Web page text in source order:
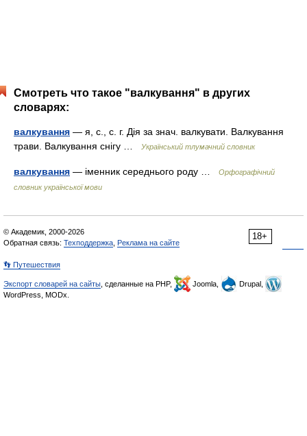
Смотреть что такое "валкування" в других
словарях:
валкування — я, с., с. г. Дія за знач. валкувати. Валкування
трави. Валкування снігу …
Український тлумачний словник
валкування — іменник середнього роду …
Орфографічний
словник української мови
18+
© Академик, 2000-2026
Обратная связь: Техподдержка Реклама на сайте
👣 Путешествия
Экспорт словарей на сайты , сделанные на PHP, Joomla,
Drupal,
WordPress, MODx.